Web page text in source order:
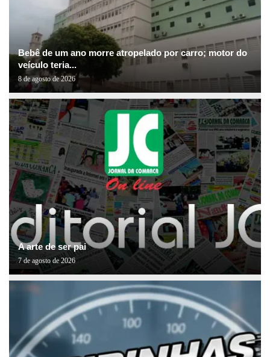
Bebê de um ano morre atropelado por carro; motor do
veículo teria...
8 de agosto de 2026
A arte de ser pai
7 de agosto de 2026